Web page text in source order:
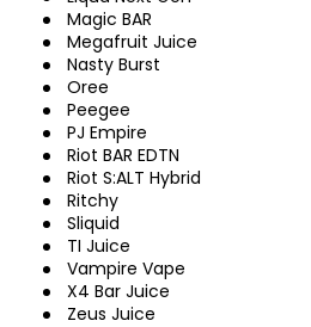
Magic BAR
Megafruit Juice
Nasty Burst
Oree
Peegee
PJ Empire
Riot BAR EDTN
Riot S:ALT Hybrid
Ritchy
Sliquid
TI Juice
Vampire Vape
X4 Bar Juice
Zeus Juice
HLEDAT